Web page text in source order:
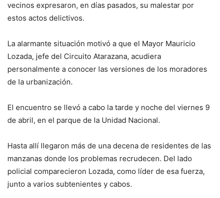
vecinos expresaron, en días pasados, su malestar por
estos actos delictivos.
La alarmante situación motivó a que el Mayor Mauricio
Lozada, jefe del Circuito Atarazana, acudiera
personalmente a conocer las versiones de los moradores
de la urbanización.
El encuentro se llevó a cabo la tarde y noche del viernes 9
de abril, en el parque de la Unidad Nacional.
Hasta allí llegaron más de una decena de residentes de las
manzanas donde los problemas recrudecen. Del lado
policial comparecieron Lozada, como líder de esa fuerza,
junto a varios subtenientes y cabos.